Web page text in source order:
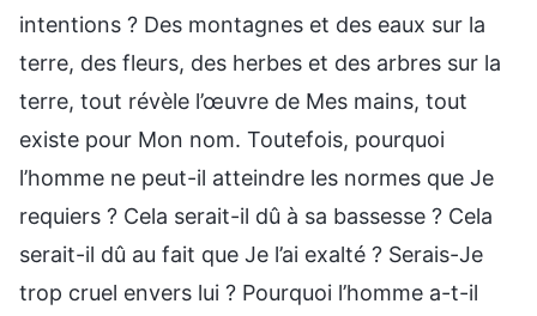
intentions ? Des montagnes et des eaux sur la
terre, des fleurs, des herbes et des arbres sur la
terre, tout révèle l’œuvre de Mes mains, tout
existe pour Mon nom. Toutefois, pourquoi
l’homme ne peut-il atteindre les normes que Je
requiers ? Cela serait-il dû à sa bassesse ? Cela
serait-il dû au fait que Je l’ai exalté ? Serais-Je
trop cruel envers lui ? Pourquoi l’homme a-t-il